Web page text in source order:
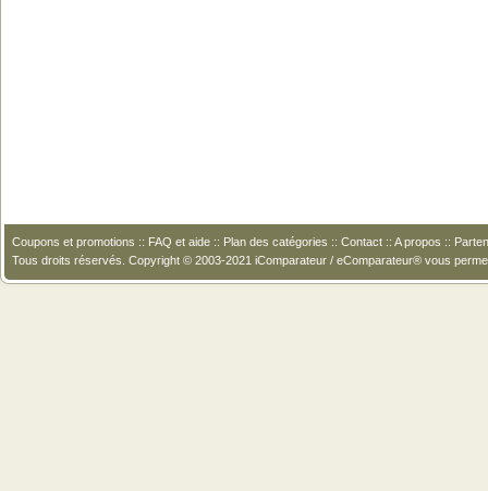
Coupons et promotions :: FAQ et aide :: Plan des catégories :: Contact :: A propos ::
Tous droits réservés. Copyright © 2003-2021 iComparateur / eComparateur® vous